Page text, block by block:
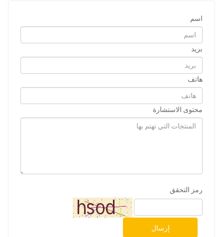
اسم
بريد
هاتف
محتوى الاستشارة
رمز التحقق
إرسال